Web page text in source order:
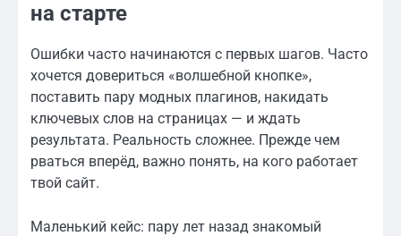
на старте
Ошибки часто начинаются с первых шагов. Часто
хочется довериться «волшебной кнопке»,
поставить пару модных плагинов, накидать
ключевых слов на страницах — и ждать
результата. Реальность сложнее. Прежде чем
рваться вперёд, важно понять, на кого работает
твой сайт.
Маленький кейс: пару лет назад знакомый